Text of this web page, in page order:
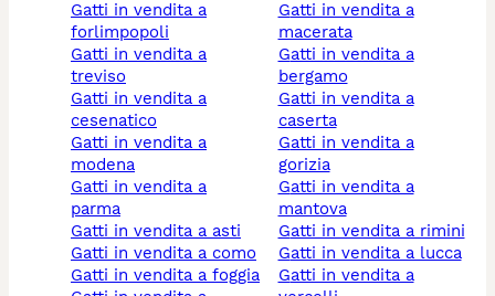
gatti in vendita a
forlimpopoli
gatti in vendita a
treviso
gatti in vendita a
cesenatico
gatti in vendita a
modena
gatti in vendita a
parma
gatti in vendita a asti
gatti in vendita a como
gatti in vendita a foggia
gatti in vendita a
macerata
gatti in vendita a
bergamo
gatti in vendita a
caserta
gatti in vendita a
gorizia
gatti in vendita a
mantova
gatti in vendita a rimini
gatti in vendita a lucca
gatti in vendita a